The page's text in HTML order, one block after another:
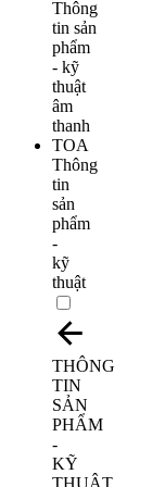
Thông
tin
sản
phẩm
-
kỹ
thuật
THÔNG
TIN
SẢN
PHẨM
-
KỸ
THUẬT